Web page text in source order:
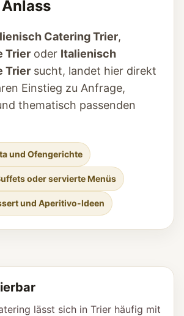
Catering Trier,
Trier oder Italienisch
Trier sucht, landet hier direkt
Einstieg zu Anfrage,
thematisch passenden
und Ofengerichte
oder servierte Menüs
und Aperitivo-Ideen
lässt sich in Trier häufig mit